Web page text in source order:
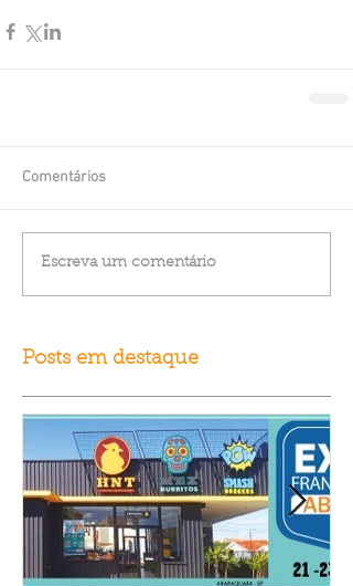
Comentários
Escreva um comentário
Posts em destaque